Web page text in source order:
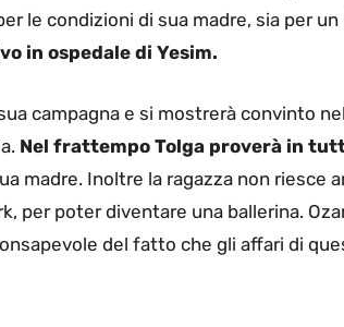
le condizioni di sua madre, sia per
in ospedale di Yesim.
campagna e si mostrerà convinto
Nel frattempo Tolga proverà in
madre. Inoltre la ragazza non riesce
per poter diventare una ballerina.
del fatto che gli affari di